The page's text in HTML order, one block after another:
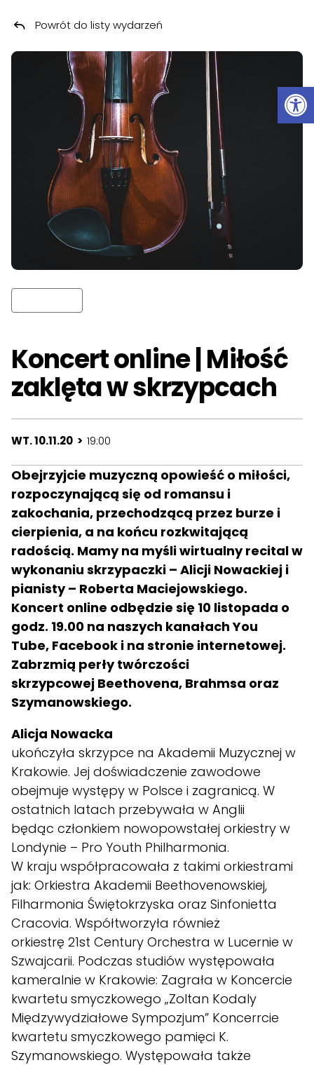
Przeskocz do treści
Koncert online | Miłość
zaklęta w skrzypcach
WT. 10.11.20 > 19:00
Powrót do listy wydarzeń
Obejrzyjcie muzyczną opowieść o miłości,
rozpoczynającą się od romansu i
zakochania, przechodzącą przez burze i
cierpienia, a na końcu rozkwitającą
radością. Mamy na myśli wirtualnyrecital w
wykonaniu skrzypaczki – Alicji Nowackiej i
pianisty – Roberta Maciejowskiego.
Koncert online odbędzie się 10 listopada o
godz. 19.00 na naszych kanałach You
Tube, Facebook i na stronie internetowej.
Zabrzmią perły twórczości
skrzypcowej Beethovena, Brahmsa oraz
Szymanowskiego.
Alicja Nowacka
ukończyła skrzypce na Akademii Muzycznej w
Krakowie. Jej doświadczenie zawodowe
obejmuje występy w Polsce i zagranicą. W
ostatnich latach przebywała w Anglii
będąc członkiem nowopowstałej orkiestry w
Londynie – Pro Youth Philharmonia.
W kraju współpracowała z takimi orkiestrami
jak: Orkiestra Akademii Beethovenowskiej,
Filharmonia Świętokrzyska oraz Sinfonietta
Cracovia. Współtworzyła również
orkiestrę 21st Century Orchestra w Lucernie w
Szwajcarii. Podczas studiów występowała
kameralnie w Krakowie: Zagrała w Koncercie
kwartetu smyczkowego „Zoltan Kodaly
Międzywydziałowe Sympozjum” Koncerrcie
kwartetu smyczkowego pamięci K.
Szymanowskiego. Występowała także